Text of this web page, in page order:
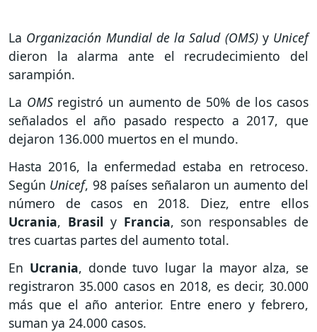
La Organización Mundial de la Salud (OMS)y Unicef
dieron la alarma ante el recrudecimiento del
sarampión.
La OMS registró un aumento de 50% de los casos
señalados el año pasado respecto a 2017, que
dejaron 136.000 muertos en el mundo.
Hasta 2016, la enfermedad estaba en retroceso.
Según Unicef, 98 países señalaron un aumento del
número de casos en 2018. Diez, entre ellos
Ucrania, Brasil y Francia, son responsables de
tres cuartas partes del aumento total.
En Ucrania, donde tuvo lugar la mayor alza, se
registraron 35.000 casos en 2018, es decir, 30.000
más que el año anterior. Entre enero y febrero,
suman ya 24.000 casos.